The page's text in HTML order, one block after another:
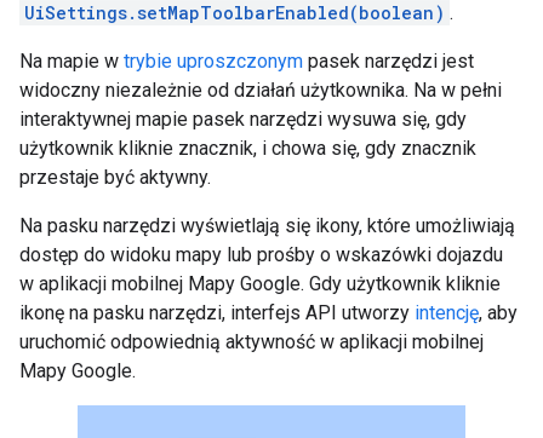
UiSettings.setMapToolbarEnabled(boolean) .
Na mapie w trybie uproszczonym pasek narzędzi jest
widoczny niezależnie od działań użytkownika. Na w pełni
interaktywnej mapie pasek narzędzi wysuwa się, gdy
użytkownik kliknie znacznik, i chowa się, gdy znacznik
przestaje być aktywny.
Na pasku narzędzi wyświetlają się ikony, które umożliwiają
dostęp do widoku mapy lub prośby o wskazówki dojazdu
w aplikacji mobilnej Mapy Google. Gdy użytkownik kliknie
ikonę na pasku narzędzi, interfejs API utworzy intencję, aby
uruchomić odpowiednią aktywność w aplikacji mobilnej
Mapy Google.